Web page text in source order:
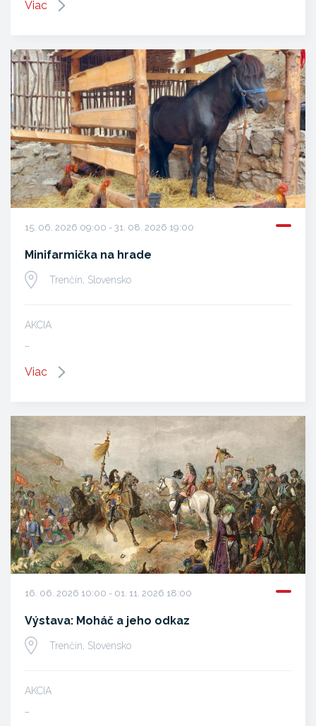
Viac
15. 06. 2026 09:00 - 31. 08. 2026 19:00
Minifarmička na hrade
Trenčín, Slovensko
AKCIA
Viac
16. 06. 2026 10:00 - 01. 11. 2026 18:00
Výstava: Moháč a jeho odkaz
Trenčín, Slovensko
AKCIA
…